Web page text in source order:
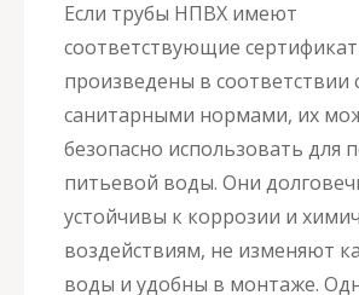
Если трубы НПВХ имеют
соответствующие
произведены в соответствии
санитарными нормами, их
безопасно использовать для
питьевой воды. Они
устойчивы к коррозии и
воздействиям, не изменяют
воды и удобны в монтаже.